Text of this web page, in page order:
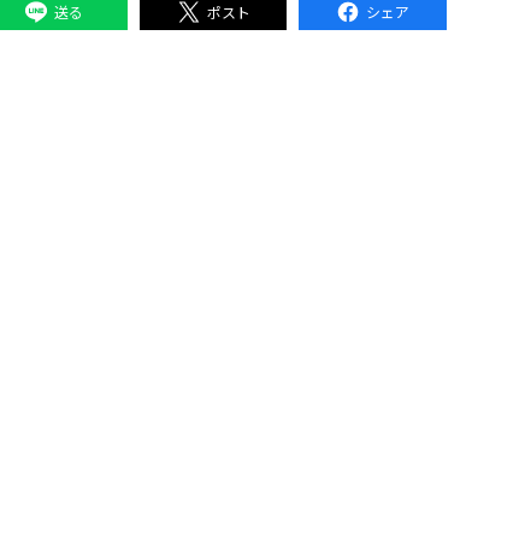
送る ポスト シェア